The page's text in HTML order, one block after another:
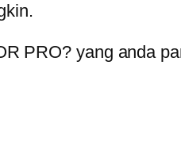
PRO? yang anda